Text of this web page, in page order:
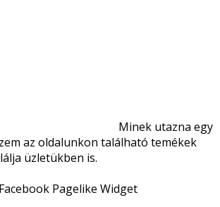
Minek utazna egy
az oldalunkon található temékek
üzletükben is.